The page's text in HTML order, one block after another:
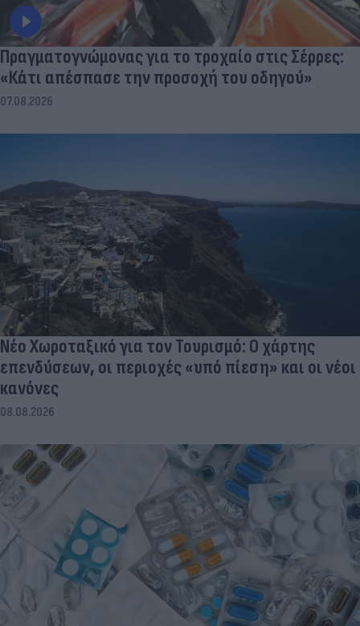
Πραγματογνώμονας για το τροχαίο στις Σέρρες:
«Κάτι απέσπασε την προσοχή του οδηγού»
07.08.2026
Νέο Χωροταξικό για τον Τουρισμό: Ο χάρτης
επενδύσεων, οι περιοχές «υπό πίεση» και οι νέοι
κανόνες
08.08.2026